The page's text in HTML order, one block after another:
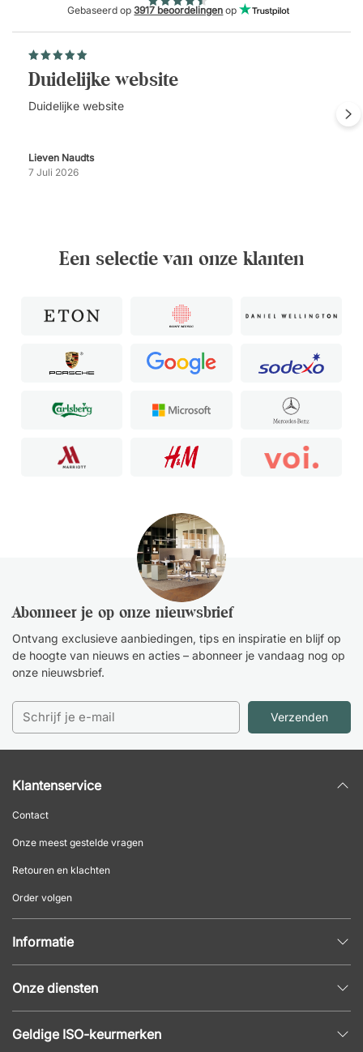
Gebaseerd op3917 beoordelingen op
Duidelijke website
Duidelijke website
Lieven Naudts
7 Juli 2026
Een selectie van onze klanten
Abonneer je op onze nieuwsbrief
Ontvang exclusieve aanbiedingen, tips en inspiratie en blijf op
de hoogte van nieuws en acties – abonneer je vandaag nog op
onze nieuwsbrief.
Verzenden
Klantenservice
Contact
Onze meest gestelde vragen
Retouren en klachten
Order volgen
Informatie
Populaire pagina's
Onze diensten
Kantoormeubilair offerte
Geldige ISO-keurmerken